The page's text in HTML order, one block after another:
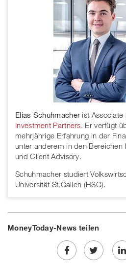
Elias Schuhmacher ist Associate
Investment Partners. Er verfügt
mehrjährige Erfahrung in der
unter anderem in den Bereichen
und Client Advisory.
Schuhmacher studiert
Universität St.Gallen (HSG).
MoneyToday-News teilen